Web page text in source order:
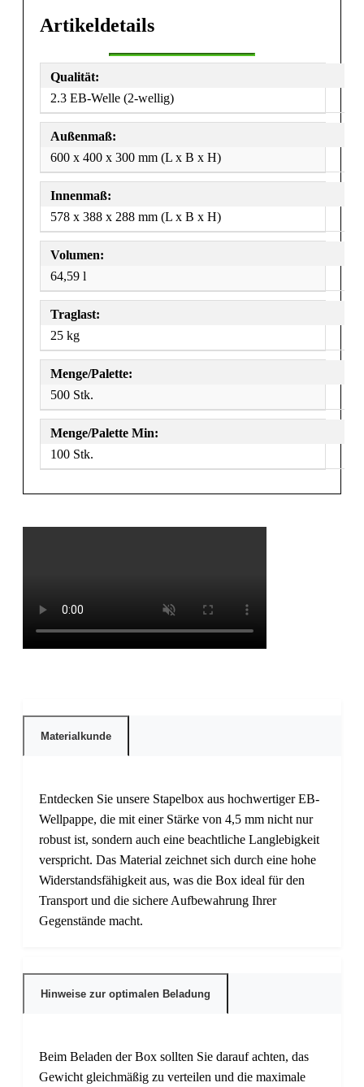
Artikeldetails
Qualität:
2.3 EB-Welle (2-wellig)
Außenmaß:
600 x 400 x 300 mm (L x B x H)
Innenmaß:
578 x 388 x 288 mm (L x B x H)
Volumen:
64,59 l
Traglast:
25 kg
Menge/Palette:
500 Stk.
Menge/Palette Min:
100 Stk.
Materialkunde
Entdecken Sie unsere Stapelbox aus hochwertiger EB-
Wellpappe, die mit einer Stärke von 4,5 mm nicht nur
robust ist, sondern auch eine beachtliche Langlebigkeit
verspricht. Das Material zeichnet sich durch eine hohe
Widerstandsfähigkeit aus, was die Box ideal für den
Transport und die sichere Aufbewahrung Ihrer
Gegenstände macht.
Hinweise zur optimalen Beladung
Beim Beladen der Box sollten Sie darauf achten, das
Gewicht gleichmäßig zu verteilen und die maximale